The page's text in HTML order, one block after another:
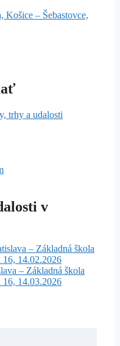
Košice – Šebastovce,
trhy a udalosti
v
– Základná škola
14.02.2026
– Základná škola
14.03.2026